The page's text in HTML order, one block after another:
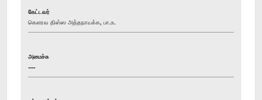
கேட்டவர்
கௌரவ திஸ்ஸ அத்தநாயக்க, பா.உ.
அமைச்சு
----